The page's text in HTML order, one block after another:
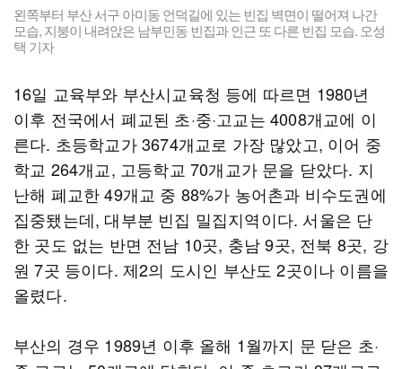
왼쪽부터 부산 서구 아미동 언덕길에 있는 빈집 벽면이 떨어져 나간
모습, 지붕이 내려앉은 남부민동 빈집과 인근 또 다른 빈집 모습. 오성
택 기자
16일 교육부와 부산시교육청 등에 따르면 1980년
이후 전국에서 폐교된 초·중·고교는 4008개교에 이
른다. 초등학교가 3674개교로 가장 많았고, 이어 중
학교 264개교, 고등학교 70개교가 문을 닫았다. 지
난해 폐교한 49개교 중 88%가 농어촌과 비수도권에
집중됐는데, 대부분 빈집 밀집지역이다. 서울은 단
한 곳도 없는 반면 전남 10곳, 충남 9곳, 전북 8곳, 강
원 7곳 등이다. 제2의 도시인 부산도 2곳이나 이름을
올렸다.
부산의 경우 1989년 이후 올해 1월까지 문 닫은 초·